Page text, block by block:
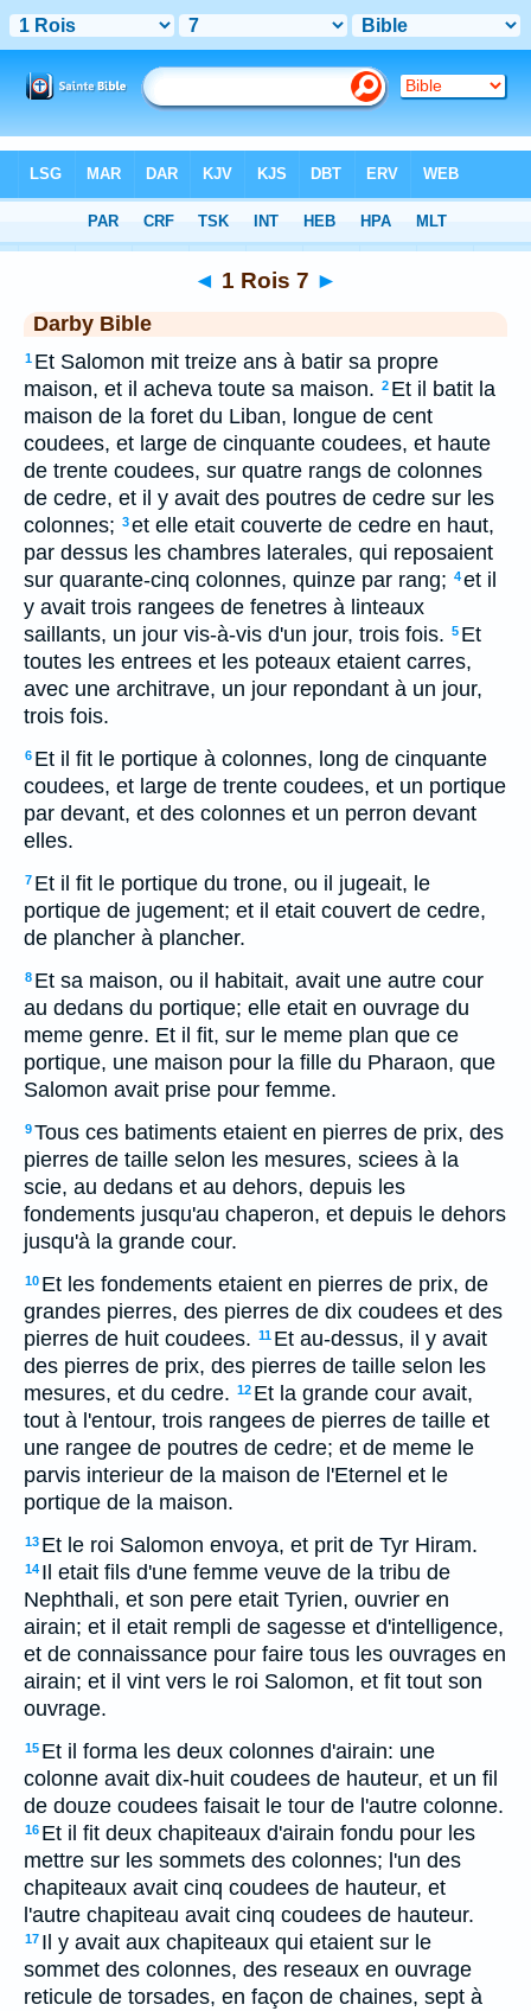
> 1 Rois 7
◄ 1 Rois 7 ►
Darby Bible
1 Et Salomon mit treize ans à batir sa propre
maison, et il acheva toute sa maison. 2 Et il batit la
maison de la foret du Liban, longue de cent
coudees, et large de cinquante coudees, et haute
de trente coudees, sur quatre rangs de colonnes
de cedre, et il y avait des poutres de cedre sur les
colonnes; 3et elle etait couverte de cedre en haut,
par dessus les chambres laterales, qui reposaient
sur quarante-cinq colonnes, quinze par rang; 4et il
y avait trois rangees de fenetres à linteaux
saillants, un jour vis-à-vis d'un jour, trois fois. 5 Et
toutes les entrees et les poteaux etaient carres,
avec une architrave, un jour repondant à un jour,
trois fois.
6 Et il fit le portique à colonnes, long de cinquante
coudees, et large de trente coudees, et un portique
par devant, et des colonnes et un perron devant
elles.
7 Et il fit le portique du trone, ou il jugeait, le
portique de jugement; et il etait couvert de cedre,
de plancher à plancher.
8 Et sa maison, ou il habitait, avait une autre cour
au dedans du portique; elle etait en ouvrage du
meme genre. Et il fit, sur le meme plan que ce
portique, une maison pour la fille du Pharaon, que
Salomon avait prise pour femme.
9Tous ces batiments etaient en pierres de prix, des
pierres de taille selon les mesures, sciees à la
scie, au dedans et au dehors, depuis les
fondements jusqu'au chaperon, et depuis le dehors
jusqu'à la grande cour.
10 Et les fondements etaient en pierres de prix, de
grandes pierres, des pierres de dix coudees et des
pierres de huit coudees. 11 Et au-dessus, il y avait
des pierres de prix, des pierres de taille selon les
mesures, et du cedre. 12 Et la grande cour avait,
tout à l'entour, trois rangees de pierres de taille et
une rangee de poutres de cedre; et de meme le
parvis interieur de la maison de l'Eternel et le
portique de la maison.
13 Et le roi Salomon envoya, et prit de Tyr Hiram.
14 Il etait fils d'une femme veuve de la tribu de
Nephthali, et son pere etait Tyrien, ouvrier en
airain; et il etait rempli de sagesse et d'intelligence,
et de connaissance pour faire tous les ouvrages en
airain; et il vint vers le roi Salomon, et fit tout son
ouvrage.
15 Et il forma les deux colonnes d'airain: une
colonne avait dix-huit coudees de hauteur, et un fil
de douze coudees faisait le tour de l'autre colonne.
16 Et il fit deux chapiteaux d'airain fondu pour les
mettre sur les sommets des colonnes; l'un des
chapiteaux avait cinq coudees de hauteur, et
l'autre chapiteau avait cinq coudees de hauteur.
17 Il y avait aux chapiteaux qui etaient sur le
sommet des colonnes, des reseaux en ouvrage
reticule de torsades, en façon de chaines, sept à